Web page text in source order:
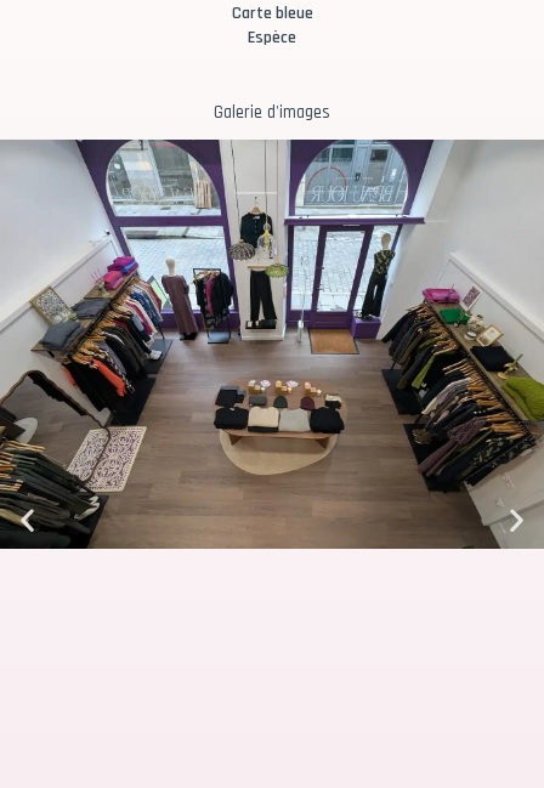
Carte bleue
Espèce
Galerie d'images